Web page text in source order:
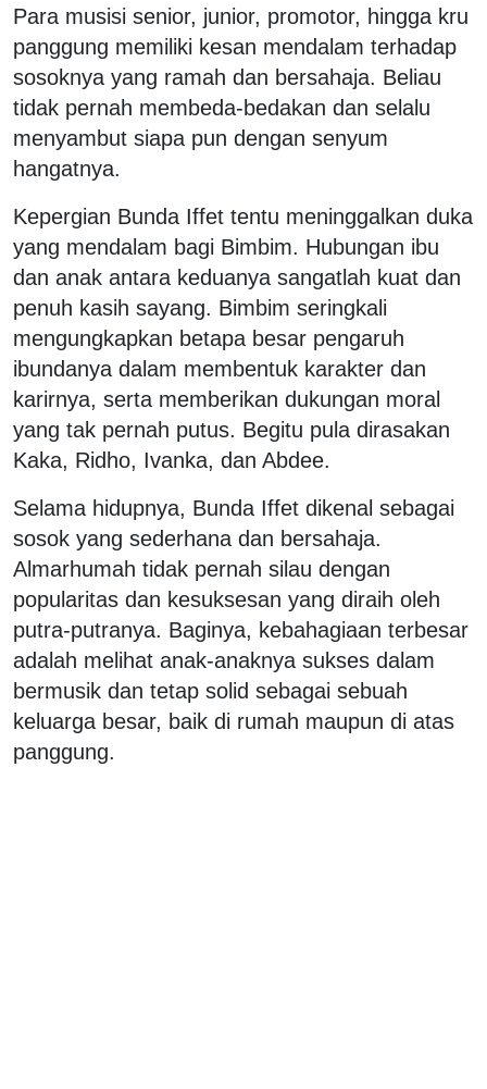
Para musisi senior, junior, promotor, hingga kru
panggung memiliki kesan mendalam terhadap
sosoknya yang ramah dan bersahaja. Beliau
tidak pernah membeda-bedakan dan selalu
menyambut siapa pun dengan senyum
hangatnya.
Kepergian Bunda Iffet tentu meninggalkan duka
yang mendalam bagi Bimbim. Hubungan ibu
dan anak antara keduanya sangatlah kuat dan
penuh kasih sayang. Bimbim seringkali
mengungkapkan betapa besar pengaruh
ibundanya dalam membentuk karakter dan
karirnya, serta memberikan dukungan moral
yang tak pernah putus. Begitu pula dirasakan
Kaka, Ridho, Ivanka, dan Abdee.
Selama hidupnya, Bunda Iffet dikenal sebagai
sosok yang sederhana dan bersahaja.
Almarhumah tidak pernah silau dengan
popularitas dan kesuksesan yang diraih oleh
putra-putranya. Baginya, kebahagiaan terbesar
adalah melihat anak-anaknya sukses dalam
bermusik dan tetap solid sebagai sebuah
keluarga besar, baik di rumah maupun di atas
panggung.